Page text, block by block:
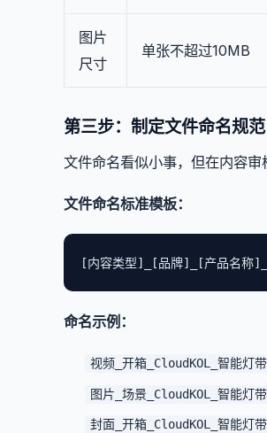
图片
尺寸
单张不超过10MB
第三步：制定文件命名规范
文件命名看似小事，但在内容审
文件命名标准模板：
[内容类型]_[品牌]_[产品名称
命名示例：
视频_开箱_CloudKOL_智能灯
图片_场景_CloudKOL_智能
封面_开箱_CloudKOL_智能灯